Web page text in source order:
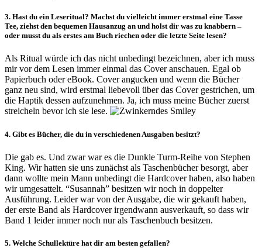
3. Hast du ein Leseritual? Machst du vielleicht immer erstmal eine Tasse
Tee, ziehst den bequemen Hausanzug an und holst dir was zu knabbern –
oder musst du als erstes am Buch riechen oder die letzte Seite lesen?
Als Ritual würde ich das nicht unbedingt bezeichnen, aber ich muss
mir vor dem Lesen immer einmal das Cover anschauen. Egal ob
Papierbuch oder eBook. Cover angucken und wenn die Bücher
ganz neu sind, wird erstmal liebevoll über das Cover gestrichen, um
die Haptik dessen aufzunehmen. Ja, ich muss meine Bücher zuerst
streicheln bevor ich sie lese.
4. Gibt es Bücher, die du in verschiedenen Ausgaben besitzt?
Die gab es. Und zwar war es die Dunkle Turm-Reihe von Stephen
King. Wir hatten sie uns zunächst als Taschenbücher besorgt, aber
dann wollte mein Mann unbedingt die Hardcover haben, also haben
wir umgesattelt. “Susannah” besitzen wir noch in doppelter
Ausführung. Leider war von der Ausgabe, die wir gekauft haben,
der erste Band als Hardcover irgendwann ausverkauft, so dass wir
Band 1 leider immer noch nur als Taschenbuch besitzen.
5. Welche Schullektüre hat dir am besten gefallen?